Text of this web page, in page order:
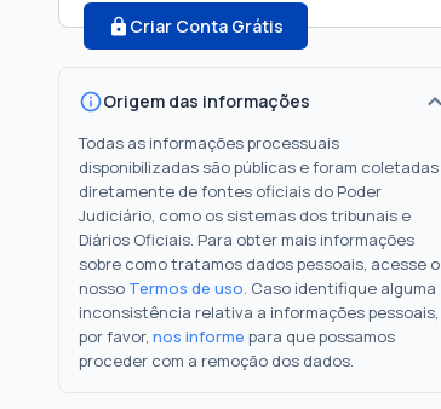
Criar Conta Grátis
Origem das informações
Todas as informações processuais
disponibilizadas são públicas e foram coletadas
diretamente de fontes oficiais do Poder
Judiciário, como os sistemas dos tribunais e
Diários Oficiais. Para obter mais informações
sobre como tratamos dados pessoais, acesse o
nosso Termos de uso. Caso identifique alguma
inconsistência relativa a informações pessoais,
por favor, nos informe para que possamos
proceder com a remoção dos dados.